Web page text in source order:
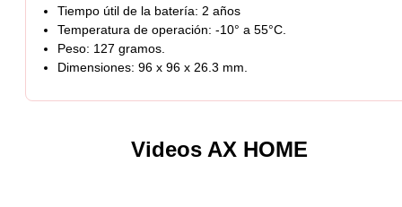
Tiempo útil de la batería: 2 años
Temperatura de operación: -10° a 55°C.
Peso: 127 gramos.
Dimensiones: 96 x 96 x 26.3 mm.
Videos AX HOME